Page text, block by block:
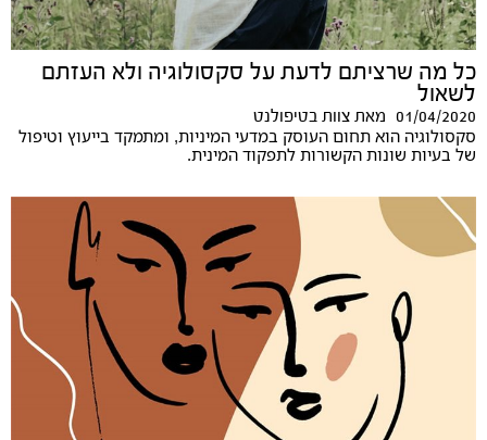
כל מה שרציתם לדעת על סקסולוגיה ולא העזתם
לשאול
01/04/2020 מאת צוות בטיפולנט
סקסולוגיה הוא תחום העוסק במדעי המיניות, ומתמקד בייעוץ וטיפול
של בעיות שונות הקשורות לתפקוד המינית.